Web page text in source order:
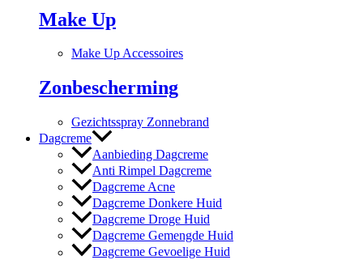
Make Up
Make Up Accessoires
Zonbescherming
Gezichtsspray Zonnebrand
Dagcreme
Aanbieding Dagcreme
Anti Rimpel Dagcreme
Dagcreme Acne
Dagcreme Donkere Huid
Dagcreme Droge Huid
Dagcreme Gemengde Huid
Dagcreme Gevoelige Huid